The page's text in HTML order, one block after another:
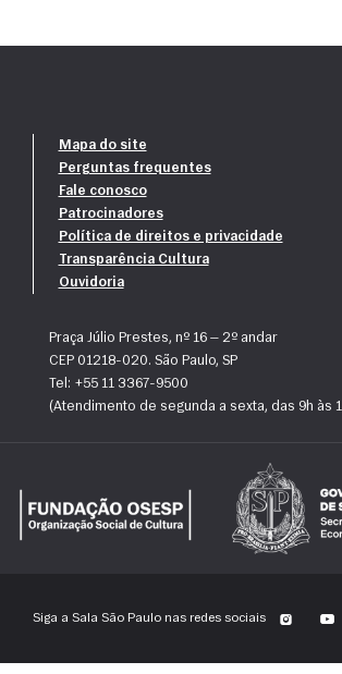
Mapa do site
Perguntas frequentes
Fale conosco
Patrocinadores
Política de direitos e privacidade
Transparência Cultura
Ouvidoria
Praça Júlio Prestes, nº 16 — 2º andar
CEP 01218-020. São Paulo, SP
Tel: +55 11 3367-9500
(Atendimento de segunda a sexta, das 9h às
Siga a Sala São Paulo nas redes sociais